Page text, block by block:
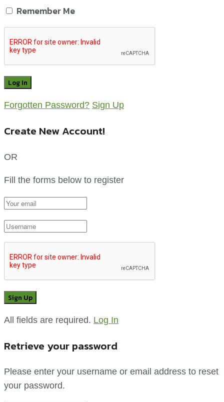
Remember Me
Forgotten Password? Sign Up
Create New Account!
OR
Fill the forms below to register
All fields are required. Log In
Retrieve your password
Please enter your username or email address to reset
your password.